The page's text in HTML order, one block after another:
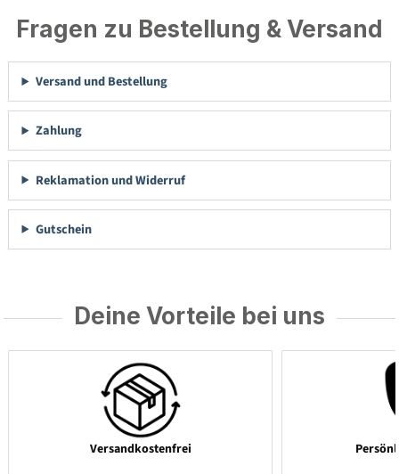
Fragen zu Bestellung & Versand
Versand und Bestellung
Zahlung
Reklamation und Widerruf
Gutschein
Deine Vorteile bei uns
Versandkostenfrei